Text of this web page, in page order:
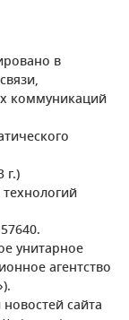
в
коммуникаций
г.)
унитарное
агентство
сайта